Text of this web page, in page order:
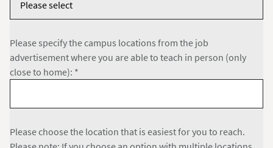
Please specify the campus locations from the job
advertisement where you are able to teach in person (only
close to home): *
Please choose the location that is easiest for you to reach.